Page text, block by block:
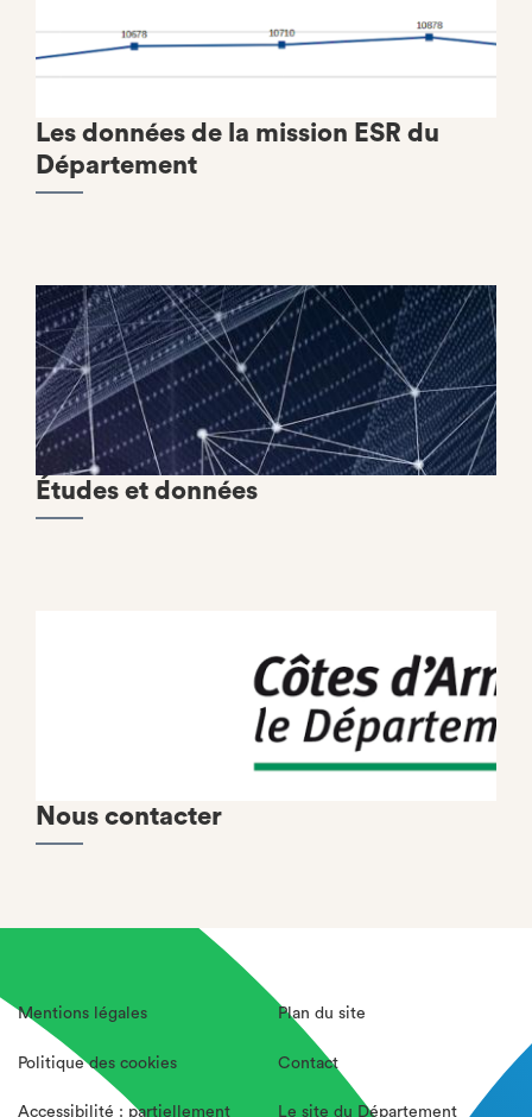
Les données de la mission ESR du
Département
Études et données
Nous contacter
Mentions légales
Politique des cookies
Accessibilité : partiellement
Plan du site
Contact
Le site du Département